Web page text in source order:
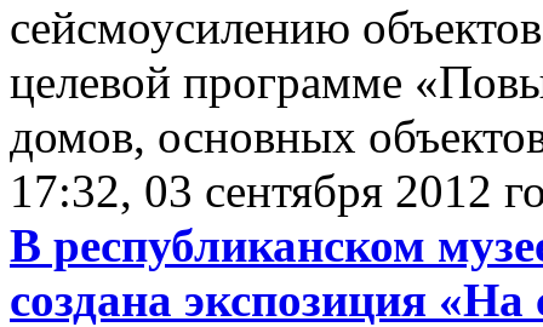
сейсмоусилению
целевой программе
домов, основных
17:32, 03 сентября 2012
В республиканском
создана экспозиция «На